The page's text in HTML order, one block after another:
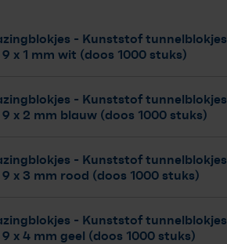
- Kunststof tunnelblokjes
9 x 1 mm wit (doos 1000 stuks)
- Kunststof tunnelblokjes
9 x 2 mm blauw (doos 1000 stuks)
- Kunststof tunnelblokjes
9 x 3 mm rood (doos 1000 stuks)
- Kunststof tunnelblokjes
9 x 4 mm geel (doos 1000 stuks)